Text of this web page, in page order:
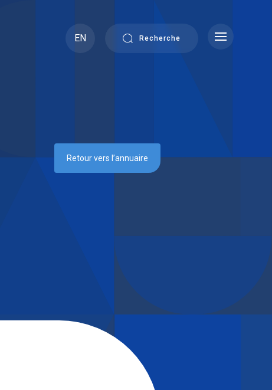
EN
Recherche
Retour vers l’annuaire